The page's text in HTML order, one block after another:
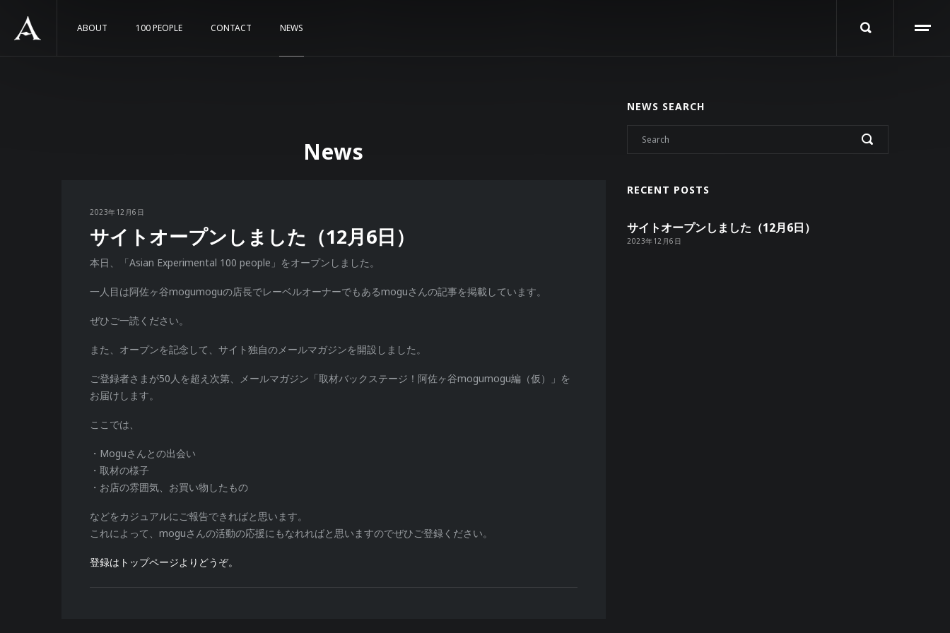
ABOUT 100 PEOPLE CONTACT NEWS
News
2023年12月6日
サイトオープンしました（12月6日）
本日、「Asian Experimental 100 people」をオープンしました。
一人目は阿佐ヶ谷mogumoguの店長でレーベルオーナーでもあるmoguさんの記事を掲載しています。
ぜひご一読ください。
また、オープンを記念して、サイト独自のメールマガジンを開設しました。
ご登録者さまが50人を超え次第、メールマガジン「取材バックステージ！阿佐ヶ谷mogumogu編（仮）」を
お届けします。
ここでは、
・Moguさんとの出会い
・取材の様子
・お店の雰囲気、お買い物したもの
などをカジュアルにご報告できればと思います。
これによって、moguさんの活動の応援にもなれればと思いますのでぜひご登録ください。
登録はトップページよりどうぞ。
NEWS SEARCH
RECENT POSTS
2023年12月6日
サイトオープンしました（12月6日）